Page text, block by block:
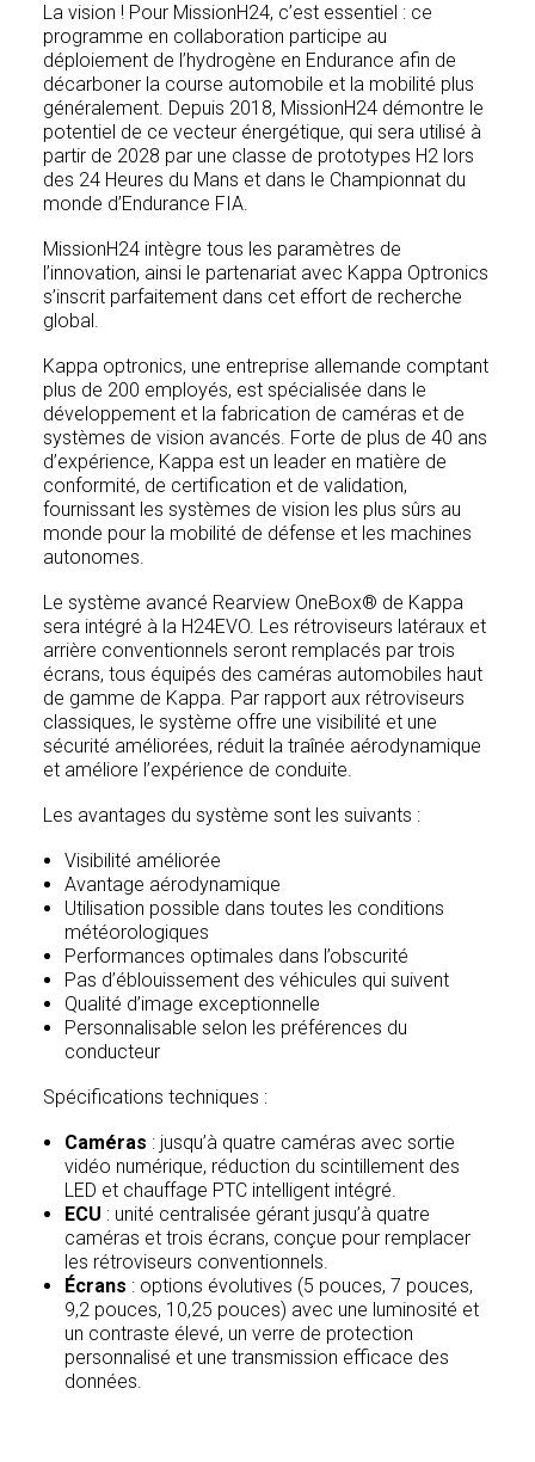
La vision ! Pour MissionH24, c’est essentiel : ce
programme en collaboration participe au
déploiement de l’hydrogène en Endurance afin de
décarboner la course automobile et la mobilité plus
généralement. Depuis 2018, MissionH24 démontre le
potentiel de ce vecteur énergétique, qui sera utilisé à
partir de 2028 par une classe de prototypes H2 lors
des 24 Heures du Mans et dans le Championnat du
monde d’Endurance FIA.
MissionH24 intègre tous les paramètres de
l’innovation, ainsi le partenariat avec Kappa Optronics
s’inscrit parfaitement dans cet effort de recherche
global.
Kappa optronics, une entreprise allemande comptant
plus de 200 employés, est spécialisée dans le
développement et la fabrication de caméras et de
systèmes de vision avancés. Forte de plus de 40 ans
d’expérience, Kappa est un leader en matière de
conformité, de certification et de validation,
fournissant les systèmes de vision les plus sûrs au
monde pour la mobilité de défense et les machines
autonomes.
Le système avancé Rearview OneBox® de Kappa
sera intégré à la H24EVO. Les rétroviseurs latéraux et
arrière conventionnels seront remplacés par trois
écrans, tous équipés des caméras automobiles haut
de gamme de Kappa. Par rapport aux rétroviseurs
classiques, le système offre une visibilité et une
sécurité améliorées, réduit la traînée aérodynamique
et améliore l’expérience de conduite.
Les avantages du système sont les suivants :
Visibilité améliorée
Avantage aérodynamique
Utilisation possible dans toutes les conditions
météorologiques
Performances optimales dans l’obscurité
Pas d’éblouissement des véhicules qui suivent
Qualité d’image exceptionnelle
Personnalisable selon les préférences du
conducteur
Spécifications techniques :
Caméras : jusqu’à quatre caméras avec sortie
vidéo numérique, réduction du scintillement des
LED et chauffage PTC intelligent intégré.
ECU : unité centralisée gérant jusqu’à quatre
caméras et trois écrans, conçue pour remplacer
les rétroviseurs conventionnels.
Écrans : options évolutives (5 pouces, 7 pouces,
9,2 pouces, 10,25 pouces) avec une luminosité et
un contraste élevé, un verre de protection
personnalisé et une transmission efficace des
données.